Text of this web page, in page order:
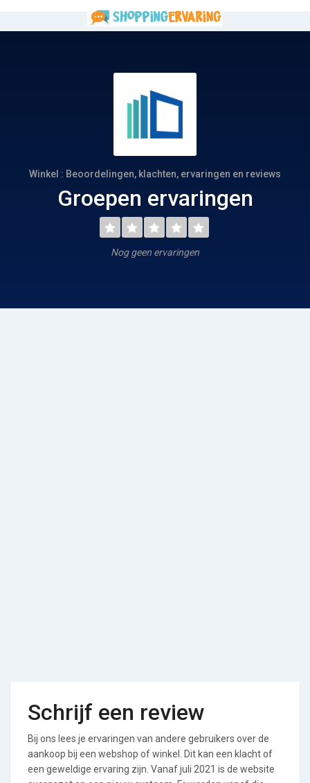
Winkel : Beoordelingen, klachten, ervaringen en reviews
Groepen ervaringen
Nog geen ervaringen
Schrijf een review
Bij ons lees je ervaringen van andere gebruikers over de
aankoop bij een webshop of winkel. Dit kan een klacht of
een geweldige ervaring zijn. Vanaf juli 2021 is de website